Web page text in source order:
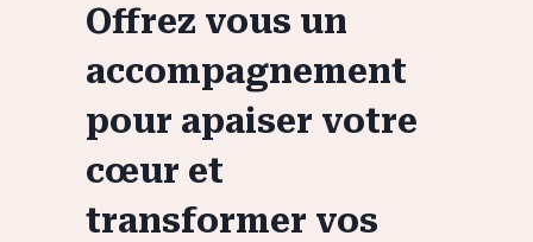
Offrez vous un
accompagnement
pour apaiser votre
cœur et
transformer vos